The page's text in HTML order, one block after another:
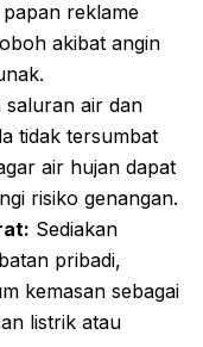
reklame
akibat angin
saluran air dan
tidak tersumbat
air hujan dapat
risiko genangan.
Sediakan
pribadi,
kemasan sebagai
listrik atau